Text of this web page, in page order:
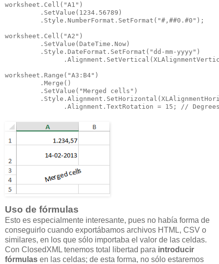
worksheet.Cell("A1")
         .SetValue(1234.56789)
         .Style.NumberFormat.SetFormat("#,##0.#0");
worksheet.Cell("A2")
         .SetValue(DateTime.Now)
         .Style.DateFormat.SetFormat("dd-mm-yyyy")
worksheet.Range("A3:B4")
         .Merge()
         .SetValue("Merged cells")
.Alignment.TextRotation = 15; //
Uso de fórmulas
Esto es especialmente interesante, pues no había forma de
conseguirlo cuando exportábamos archivos HTML, CSV o
similares, en los que sólo importaba el valor de las celdas.
Con ClosedXML tenemos total libertad para introducir
fórmulas en las celdas; de esta forma, no sólo estaremos